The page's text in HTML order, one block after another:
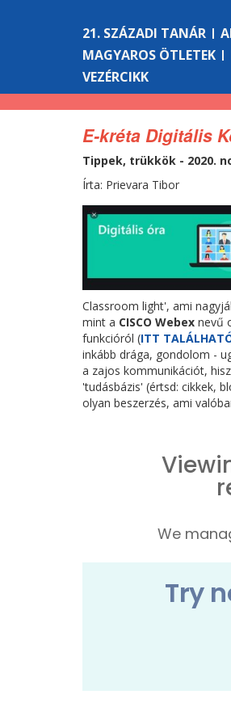
21. SZÁZADI TANÁR
MAGYAROS ÖTLETEK
VEZÉRCIKK
E-kréta Digitális
Tippek, trükkök - 2020.
Írta: Prievara Tibor
Classroom light', ami
mint a CISCO Webex nevű
funkcióról (ITT
inkább drága, gondolom -
a zajos kommunikációt,
'tudásbázis' (értsd: cikkek,
olyan beszerzés, ami